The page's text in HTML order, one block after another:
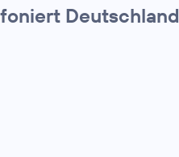
Deutschland